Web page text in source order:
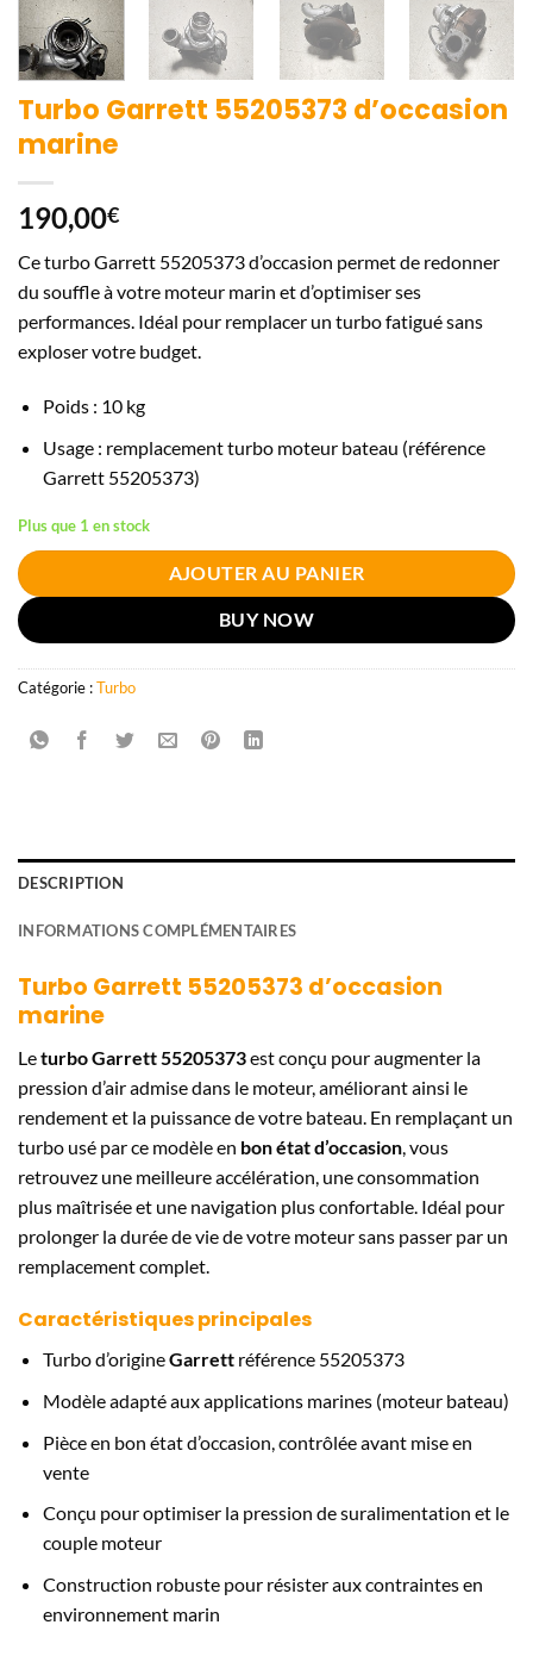
Turbo Garrett 55205373 d’occasion
marine
190,00€
Ce turbo Garrett 55205373 d’occasion permet de redonner
du souffle à votre moteur marin et d’optimiser ses
performances. Idéal pour remplacer un turbo fatigué sans
exploser votre budget.
Poids : 10 kg
Usage : remplacement turbo moteur bateau (référence
Garrett 55205373)
Plus que 1 en stock
AJOUTER AU PANIER
BUY NOW
Catégorie :Turbo
DESCRIPTION
INFORMATIONS COMPLÉMENTAIRES
Turbo Garrett 55205373 d’occasion
marine
Leturbo Garrett 55205373est conçu pour augmenter la
pression d’air admise dans le moteur, améliorant ainsi le
rendement et la puissance de votre bateau. En remplaçant un
turbo usé par ce modèle en bon état d’occasion , vous
retrouvez une meilleure accélération, une consommation
plus maîtrisée et une navigation plus confortable. Idéal pour
prolonger la durée de vie de votre moteur sans passer par un
remplacement complet.
Caractéristiques principales
Turbo d’origineGarrettréférence 55205373
Modèle adapté aux applications marines (moteur bateau)
Pièce en bon état d’occasion, contrôlée avant mise en
vente
Conçu pour optimiser la pression de suralimentation et le
couple moteur
Construction robuste pour résister aux contraintes en
environnement marin